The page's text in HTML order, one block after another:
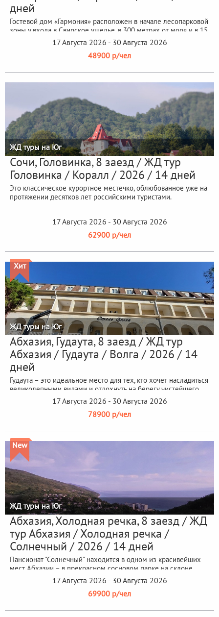
дней
Гостевой дом «Гармония» расположен в начале лесопарковой
зоны у входа в Свирское ущелье, в 300 метрах от моря и в 15
17 Августа 2026 - 30 Августа 2026
48900 р/чел
ЖД туры на Юг
Сочи, Головинка, 8 заезд / ЖД тур
Головинка / Коралл / 2026 / 14 дней
Это классическое курортное местечко, облюбованное уже на
протяжении десятков лет российскими туристами.
17 Августа 2026 - 30 Августа 2026
62900 р/чел
Хит
ЖД туры на Юг
Абхазия, Гудаута, 8 заезд / ЖД тур
Абхазия / Гудаута / Волга / 2026 / 14
дней
Гудаута – это идеальное место для тех, кто хочет насладиться
великолепными видами и отдохнуть на берегу чистейшего
17 Августа 2026 - 30 Августа 2026
78900 р/чел
New
ЖД туры на Юг
Абхазия, Холодная речка, 8 заезд / ЖД
тур Абхазия / Холодная речка /
Солнечный / 2026 / 14 дней
Пансионат "Солнечный" находится в одном из красивейших
мест Абхазии – в прекрасном сосновом парке на склоне
живописного...17 Августа 2026 - 30 Августа 2026
69900 р/чел